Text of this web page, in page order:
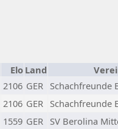
Elo Land
2106 GER Schachfreunde
2106 GER Schachfreunde
1559 GER SV Berolina